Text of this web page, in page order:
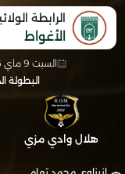
الرابطة
الأغواط
السبت 9 ماي 2026
البطولة
هلال وادي مزي